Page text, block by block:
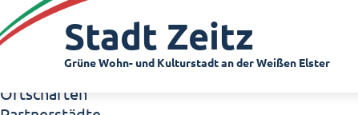
Zeitz - Die Kleinstadt
Willkommen in Zeitz!
Interview mit Oberbürgermeister Christian Thieme
Zeitz - Stadt der Zukunft
Ortschaften
Stadt Zeitz
Grüne Wohn- und Kulturstadt an der Weißen Elster